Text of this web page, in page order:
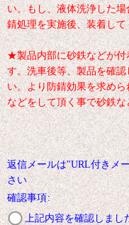
い。もし、液体洗浄した
錆処理を実施後、装着して
★製品内部に砂鉄などが付
す。洗車後等、製品を確
い。より防錆効果を求め
などをして頂く事で砂鉄
返信メールは"URL付きメ
さい
確認事項:
上記内容を確認しまし